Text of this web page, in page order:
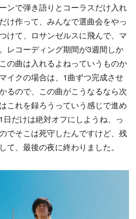
ンで弾き語りとコーラスだけ入れ
け作って、みんなで選曲会をやっ
けて、ロサンゼルスに飛んで、マ
レコーディング期間が3週間しか
の曲は入れるよねっていうものか
イクの場合は、1曲ずつ完成させ
るので、この曲がこうなるなら次
これを録ろうっていう感じで進め
だけは絶対オフにしようね、っ
でそこは死守したんですけど、残
て、最後の夜に終わりました。